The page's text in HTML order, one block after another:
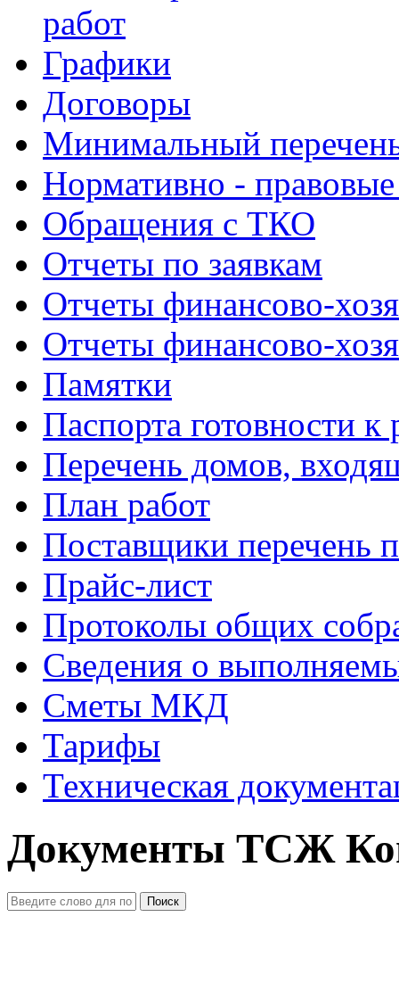
работ
Графики
Договоры
Минимальный
Нормативно -
Обращения с ТКО
Отчеты по заявкам
Отчеты финансово-
Отчеты финансово-
Памятки
Паспорта готовности
Перечень домов,
План работ
Поставщики перечень
Прайс-лист
Протоколы общих
Сведения о
Сметы МКД
Тарифы
Техническая
Документы ТСЖ
Поиск